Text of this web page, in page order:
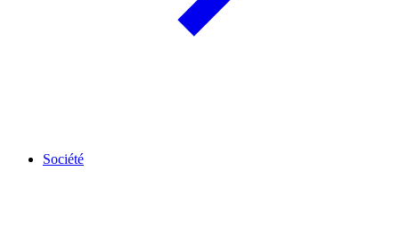
Société